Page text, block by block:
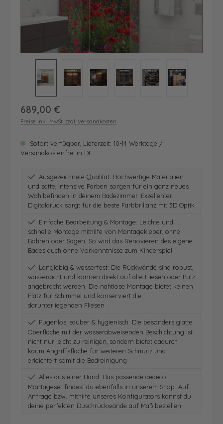
Regulärer Preis:
689,00 €
Preise inkl. MwSt. zzgl. Versandkosten
Sofort verfügbar, Lieferzeit: 10-14 Werktage /
Versandkostenfrei in DE
Ausgezeichnete Qualität: Hochwertige Materialien
und satte, intensive Farben sorgen für ein ganz neues
Wohlbefinden in deinem Badezimmer. Exzellenter
Digitaldruck sorgt für die beste Farbbrillanz mit 3D Optik
Einfache Bearbeitung & Montage: Leichte und
schnelle Montage mithilfe von Montagekleber, ohne
Bohren oder Sägen. So wird das Renovieren des eigene
Bades auch ohne Vorkenntnisse zum Kinderspiel.
Langlebig & wasserfest: Die Rückwände sind robust,
wasserdicht und können direkt auf alte Fliesen oder Putz
angebracht werden. Die nahtlose Montage bietet keinen
Platz für Schimmel und konserviert die
darunterliegenden Fliesen
Fugenlos, sauber & hygienisch: Die besonders glatte
Oberfläche mit der wasserabweisenden Beschichtung ist
nicht nur leicht zu reinigen, sondern bietet dadurch
kaum Angriffsfläche für weiteren Schmutz und
erleichtert somit die Badreinigung
Alles aus einer Hand: Das passende dedeco
Montageset findest du ebenfalls in unserem Shop. Auf
Anfrage bzw. mithilfe unseres Konfigurators kannst du
deine perfekten Duschrückwände auf Maß bestellen